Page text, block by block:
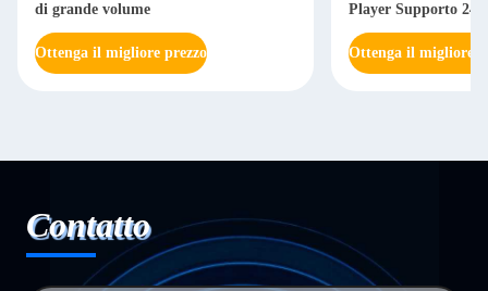
di grande volume
Ottenga il migliore prezzo
Player Supporto 24
Ottenga il migliore
Contatto